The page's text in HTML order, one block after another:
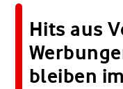
Hits aus
bleiben